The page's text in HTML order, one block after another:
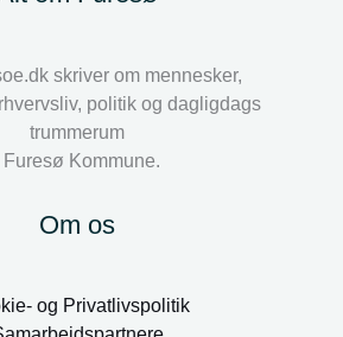
skriver om mennesker,
politik og dagligdags
trummerum
Furesø Kommune.
Om os
og Privatlivspolitik